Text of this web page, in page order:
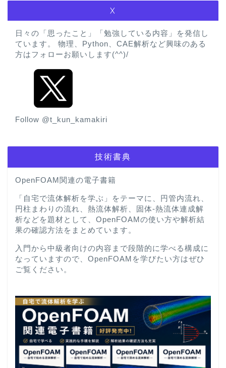
X
日々の「思ったこと」「勉強している内容」を発信し
ています。 物理、Python、CAE解析など興味のある
方はフォローお願いします(^^)/
Follow @t_kun_kamakiri
技術書典
OpenFOAM関連の電子書籍
「自宅で流体解析を学ぶ」をテーマに、円管内流れ、
円柱まわりの流れ、熱流体解析、固体-熱流体連成解
析などを題材として、OpenFOAMの使い方や解析結
果の確認方法をまとめています。
入門から中級者向けの内容まで段階的に学べる構成に
なっていますので、OpenFOAMを学びたい方はぜひ
ご覧ください。